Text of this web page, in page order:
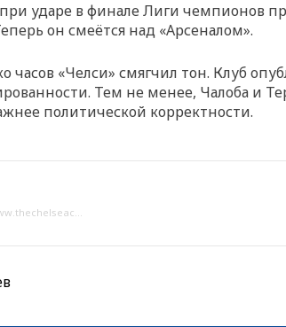
при ударе в финале Лиги чемпионов
он смеётся над «Арсеналом».
часов «Челси» смягчил тон. Клуб
Тем не менее, Чалоба и
политической корректности.